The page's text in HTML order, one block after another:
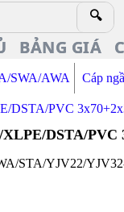
🔍
BẢNG GIÁ
SWA/AWA Cáp
DSTA/PVC
DSTA/PVC
STA/YJV22/